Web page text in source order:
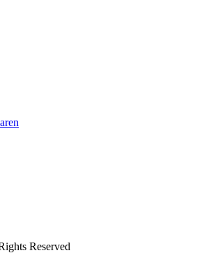
Reserved